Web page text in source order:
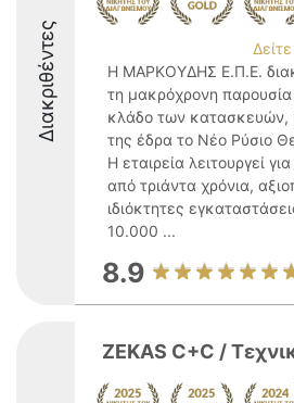
Διακριθέντες
Η ΜΑΡΚΟΥΔΗΣ Ε.Π.Ε.
τη μακρόχρονη
κλάδο των κατασκευών,
της έδρα το Νέο Ρύσιο
Η εταιρεία λειτουργεί
από τριάντα χρόνια,
ιδιόκτητες
10.000 ...
8.9
ZEKAS C+C /